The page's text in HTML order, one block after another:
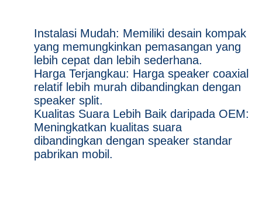
Instalasi Mudah: Memiliki desain kompak
yang memungkinkan pemasangan yang
lebih cepat dan lebih sederhana.
Harga Terjangkau: Harga speaker coaxial
relatif lebih murah dibandingkan dengan
speaker split.
Kualitas Suara Lebih Baik daripada OEM:
Meningkatkan kualitas suara
dibandingkan dengan speaker standar
pabrikan mobil.